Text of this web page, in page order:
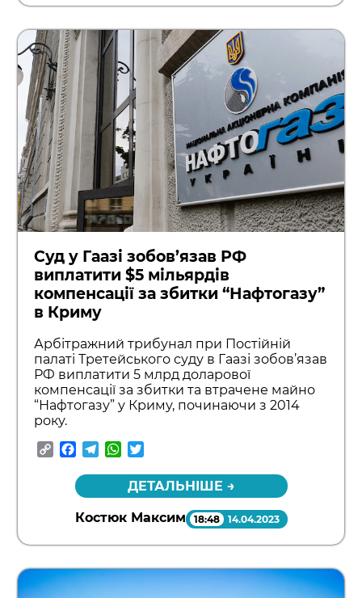
Суд у Гаазі зобов’язав РФ
виплатити $5 мільярдів
компенсації за збитки “Нафтогазу”
в Криму
Арбітражний трибунал при Постійній
палаті Третейського суду в Гаазі зобов’язав
РФ виплатити 5 млрд доларової
компенсації за збитки та втрачене майно
“Нафтогазу” у Криму, починаючи з 2014
року.
CopyFacebook
TelegramWhatsApp
ДЕТАЛЬНІШЕ →
Костюк Максим 18:48 14.04.2023